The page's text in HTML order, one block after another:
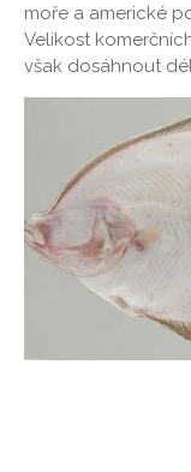
moře a americké
Velikost
však dosáhnout